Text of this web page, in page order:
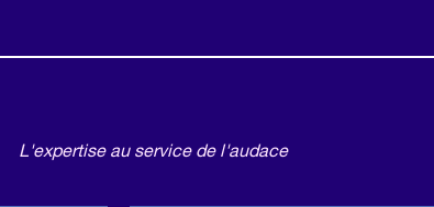
L'expertise au service de l'audace